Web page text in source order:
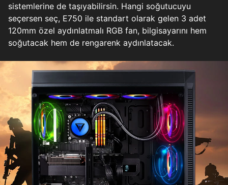
sistemlerine de taşıyabilirsin. Hangi soğutucuyu
seçersen seç, E750 ile standart olarak gelen 3 adet
120mm özel aydınlatmalı RGB fan, bilgisayarını hem
soğutacak hem de rengarenk aydınlatacak.